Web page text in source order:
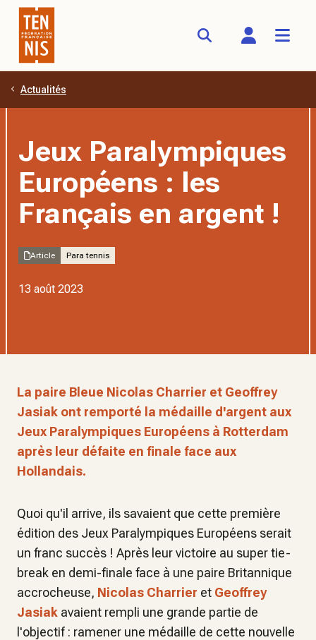
Aller au contenu principal
Actualités
Jeux Paralympiques
Européens : les
Français en argent !
Article Para tennis
13 août 2023
La paire Bleue Nicolas Charrier et Geoffrey
Jasiak ont remporté la médaille d'argent aux
Jeux Paralympiques Européens à Rotterdam
après leur défaite en finale face aux
Hollandais.
Quoi qu'il arrive, ils savaient que cette première
édition des Jeux Paralympiques Européens serait
un franc succès ! Après leur victoire au super tie-
break en demi-finale face à une paire Britannique
accrocheuse, Nicolas Charrier et Geoffrey
Jasiak avaient rempli une grande partie de
l'objectif : ramener une médaille de cette nouvelle